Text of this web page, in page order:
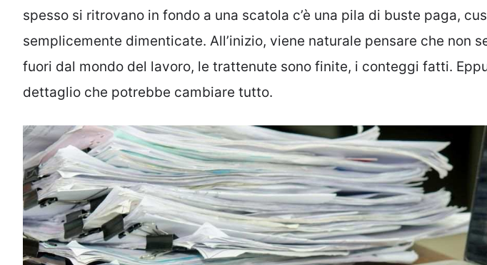
spesso si ritrovano in fondo a una scatola c’è una pila di buste paga,
semplicemente dimenticate. All’inizio, viene naturale pensare che non
fuori dal mondo del lavoro, le trattenute sono finite, i conteggi fatti.
dettaglio che potrebbe cambiare tutto.